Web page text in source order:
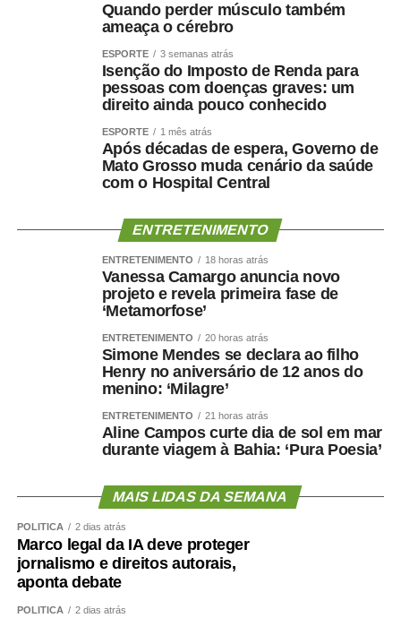
Quando perder músculo também
ameaça o cérebro
ESPORTE 3 semanas atrás
Isenção do Imposto de Renda para
pessoas com doenças graves: um
direito ainda pouco conhecido
ESPORTE 1 mês atrás
Após décadas de espera, Governo de
Mato Grosso muda cenário da saúde
com o Hospital Central
ENTRETENIMENTO
ENTRETENIMENTO 18 horas atrás
Vanessa Camargo anuncia novo
projeto e revela primeira fase de
‘Metamorfose’
ENTRETENIMENTO 20 horas atrás
Simone Mendes se declara ao filho
Henry no aniversário de 12 anos do
menino: ‘Milagre’
ENTRETENIMENTO 21 horas atrás
Aline Campos curte dia de sol em mar
durante viagem à Bahia: ‘Pura Poesia’
MAIS LIDAS DA SEMANA
POLÍTICA 2 dias atrás
Marco legal da IA deve proteger
jornalismo e direitos autorais,
aponta debate
POLÍTICA 2 dias atrás